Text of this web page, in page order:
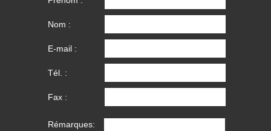
Nom :
E-mail :
Tél. :
Fax :
Rémarques: